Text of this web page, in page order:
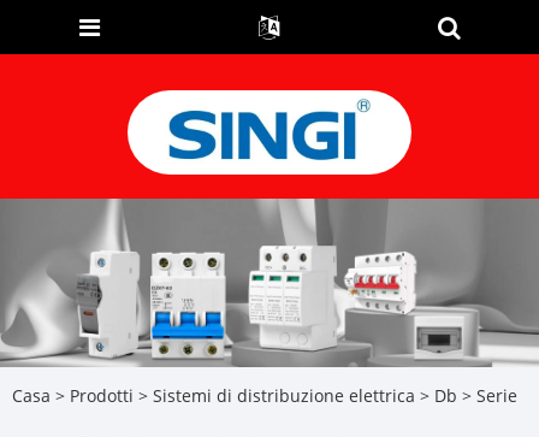
Casa > Prodotti > Sistemi di distribuzione elettrica > Db > Serie